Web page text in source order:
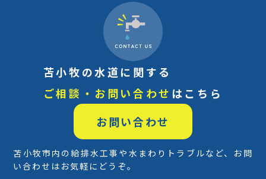
苫小牧の水道に関する
ご相談・お問い合わせ はこちら
お問い合わせ
苫小牧市内の給排水工事や水まわりトラブルなど、お問
い合わせはお気軽にどうぞ。